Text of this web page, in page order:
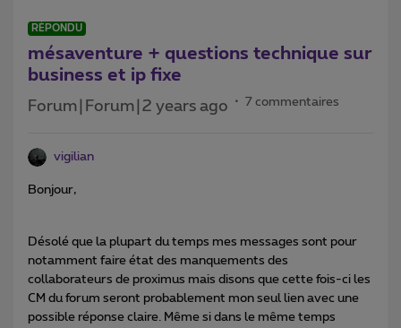
RÉPONDU
mésaventure + questions technique sur
business et ip fixe
Forum|Forum|2 years ago 7 commentaires
vigilian
Bonjour,
Désolé que la plupart du temps mes messages sont pour
notamment faire état des manquements des
collaborateurs de proximus mais disons que cette fois-ci les
CM du forum seront probablement mon seul lien avec une
possible réponse claire. Même si dans le même temps